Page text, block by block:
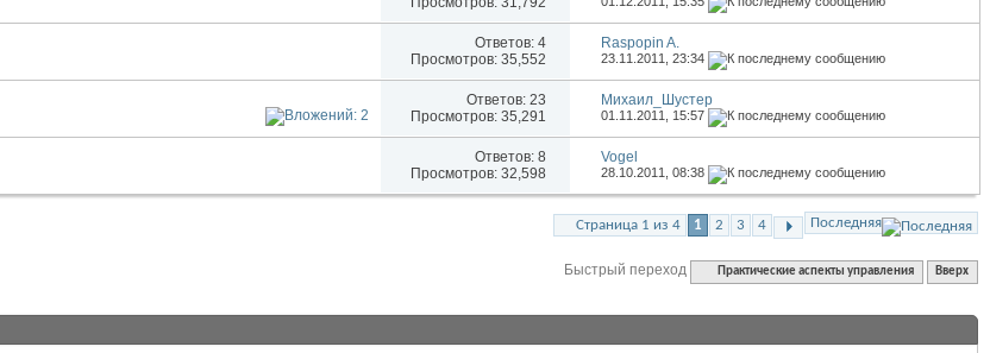
Ответов: 4
Просмотров: 35,552
Raspopin A.
23.11.2011,23:34
Ответов: 23
Просмотров: 35,291
Михаил_Шустер
01.11.2011, 15:57
Ответов: 8
Просмотров: 32,598
Vogel
28.10.2011,08:38
Страница 1 из 4 1 2 3 4 Последняя
Быстрый переход Практические аспекты управления Вверх